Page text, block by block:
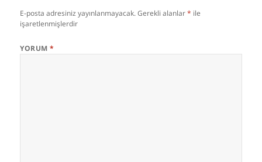
E-posta adresiniz yayınlanmayacak. Gerekli alanlar* ile
işaretlenmişlerdir
YORUM*